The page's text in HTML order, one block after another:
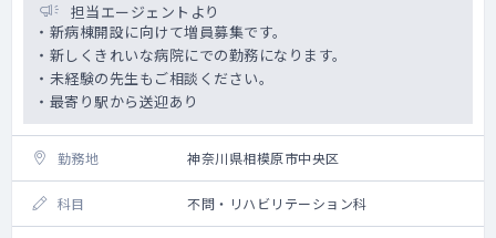
担当エージェントより
・新病棟開設に向けて増員募集です。
・新しくきれいな病院にでの勤務になります。
・未経験の先生もご相談ください。
・最寄り駅から送迎あり
勤務地 神奈川県相模原市中央区
科目 不問・リハビリテーション科